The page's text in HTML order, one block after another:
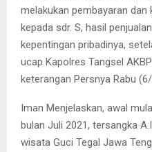
melakukan pembayaran
kepada sdr. S, hasil
kepentingan pribadinya,
ucap Kapolres Tangsel
keterangan Persnya Rabu (6/
Iman Menjelaskan, awal
bulan Juli 2021, tersangka
wisata Guci Tegal Jawa